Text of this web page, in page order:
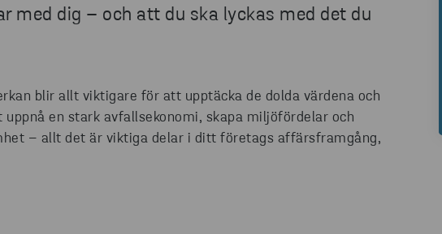
med dig – och att du ska lyckas med det du
blir allt viktigare för att upptäcka de dolda värdena och
en stark avfallsekonomi, skapa miljöfördelar och
– allt det är viktiga delar i ditt företags affärsframgång,